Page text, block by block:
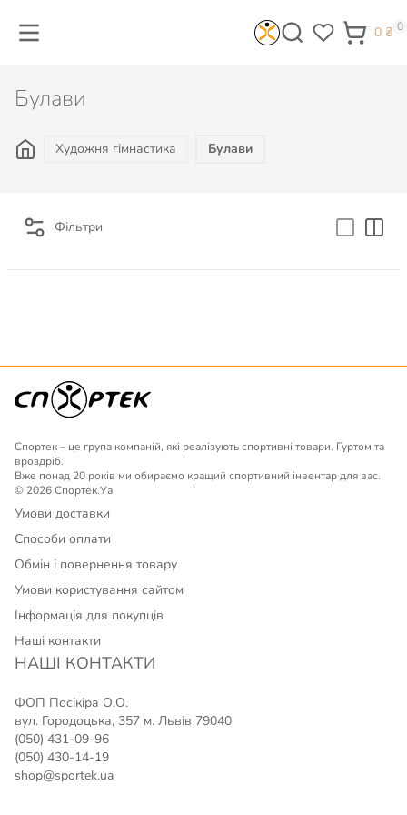
0 ₴ 0
Булави
Художня гімнастика Булави
Фільтри
Спортек – це група компаній, які реалізують спортивні товари. Гуртом та
вроздріб.
Вже понад 20 років ми обираємо кращий спортивний інвентар для вас.
© 2026 Спортек.Уа
Умови доставки
Способи оплати
Обмін і повернення товару
Умови користування сайтом
Інформація для покупців
Наші контакти
НАШІ КОНТАКТИ
ФОП Посікіра О.О.
вул. Городоцька, 357 м. Львів 79040
(050) 431-09-96
(050) 430-14-19
shop@sportek.ua